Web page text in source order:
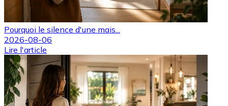
Pourquoi le silence d'une mais...
2026-08-06
Lire l'article